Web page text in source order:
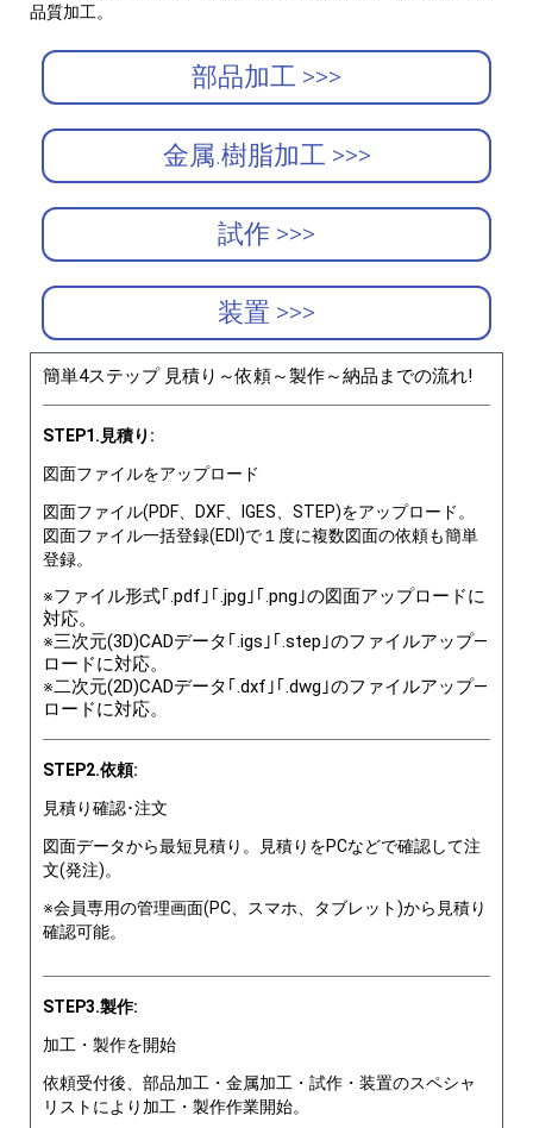
品質加工。
部品加工 >>>
金属.樹脂加工 >>>
試作 >>>
装置 >>>
簡単4ステップ 見積り～依頼～製作～納品までの流れ!
STEP1.見積り:
図面ファイルをアップロード
図面ファイル(PDF、DXF、IGES、STEP)をアップロード。
図面ファイル一括登録(EDI)で１度に複数図面の依頼も簡単
登録。
※ファイル形式｢.pdf｣｢.jpg｣｢.png｣の図面アップロードに
対応。
※三次元(3D)CADデータ｢.igs｣｢.step｣のファイルアップ―
ロードに対応。
※二次元(2D)CADデータ｢.dxf｣｢.dwg｣のファイルアップ―
ロードに対応。
STEP2.依頼:
見積り確認･注文
図面データから最短見積り。見積りをPCなどで確認して注
文(発注)。
※会員専用の管理画面(PC、スマホ、タブレット)から見積り
確認可能。
STEP3.製作:
加工・製作を開始
依頼受付後、部品加工・金属加工・試作・装置のスペシャ
リストにより加工・製作作業開始。